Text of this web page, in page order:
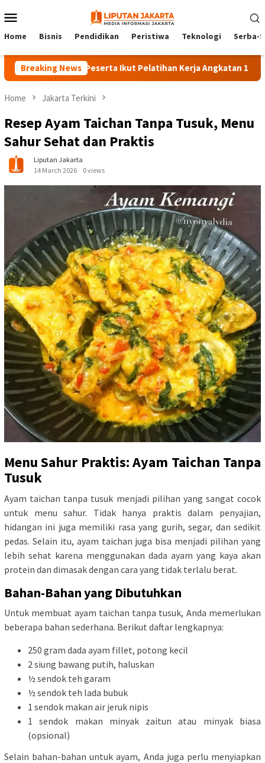
to
Menu
Home Bisnis Pendidikan Peristiwa Teknologi Serba-
Breaking News
140 Peserta Ikut Pelatihan Kerja Angkatan 1 di PPKD
Home Jakarta Terkini
Resep Ayam Taichan Tanpa Tusuk, Menu
Sahur Sehat dan Praktis
Liputan Jakarta
14 March 2026
0 views
Menu Sahur Praktis: Ayam Taichan Tanpa
Tusuk
Ayam taichan tanpa tusuk menjadi pilihan yang sangat cocok
untuk menu sahur. Tidak hanya praktis dalam penyajian,
hidangan ini juga memiliki rasa yang gurih, segar, dan sedikit
pedas. Selain itu, ayam taichan juga bisa menjadi pilihan yang
lebih sehat karena menggunakan dada ayam yang kaya akan
protein dan dimasak dengan cara yang tidak terlalu berat.
Bahan-Bahan yang Dibutuhkan
Untuk membuat ayam taichan tanpa tusuk, Anda memerlukan
beberapa bahan sederhana. Berikut daftar lengkapnya:
250 gram dada ayam fillet, potong kecil
2 siung bawang putih, haluskan
½ sendok teh garam
½ sendok teh lada bubuk
1 sendok makan air jeruk nipis
1 sendok makan minyak zaitun atau minyak biasa
(opsional)
Selain bahan-bahan untuk ayam, Anda juga perlu menyiapkan